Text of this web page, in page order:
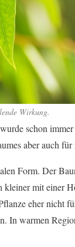
Wirkung.
schon
aber auch
Form. Der
mit einer
eher nicht
In warmen